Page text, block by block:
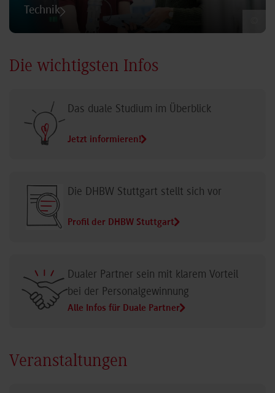
Technik
Die wichtigsten Infos
Das duale Studium im Überblick
Jetzt informieren!
Die DHBW Stuttgart stellt sich vor
Profil der DHBW Stuttgart
Dualer Partner sein mit klarem Vorteil
bei der Personalgewinnung
Alle Infos für Duale Partner
Veranstaltungen